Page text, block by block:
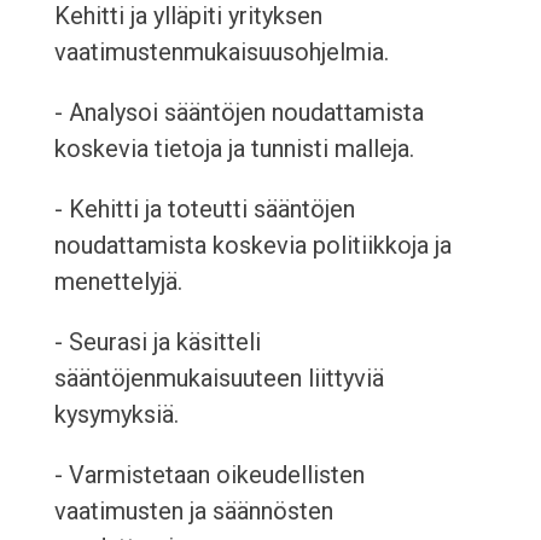
Kehitti ja ylläpiti yrityksen
vaatimustenmukaisuusohjelmia.
- Analysoi sääntöjen noudattamista
koskevia tietoja ja tunnisti malleja.
- Kehitti ja toteutti sääntöjen
noudattamista koskevia politiikkoja ja
menettelyjä.
- Seurasi ja käsitteli
sääntöjenmukaisuuteen liittyviä
kysymyksiä.
- Varmistetaan oikeudellisten
vaatimusten ja säännösten